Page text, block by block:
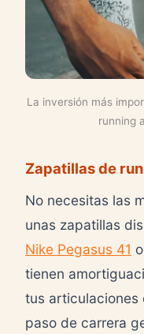
La inversión más
running
Zapatillas de
No necesitas las
unas zapatillas
Nike Pegasus 41
tienen
tus articulaciones
paso de carrera